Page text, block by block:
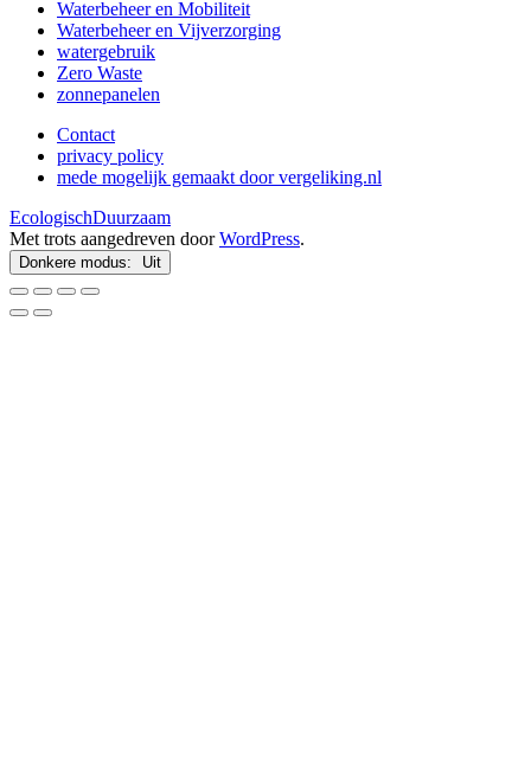
Waterbeheer en Mobiliteit
Waterbeheer en Vijverzorging
watergebruik
Zero Waste
zonnepanelen
Contact
privacy policy
mede mogelijk gemaakt door vergeliking.nl
EcologischDuurzaam
Met trots aangedreven doorWordPress.
Donkere modus: